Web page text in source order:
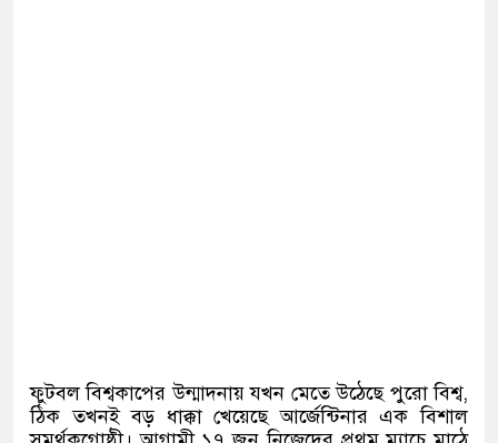
ফুটবল বিশ্বকাপের উন্মাদনায় যখন মেতে উঠেছে পুরো বিশ্ব,
ঠিক তখনই বড় ধাক্কা খেয়েছে আর্জেন্টিনার এক বিশাল